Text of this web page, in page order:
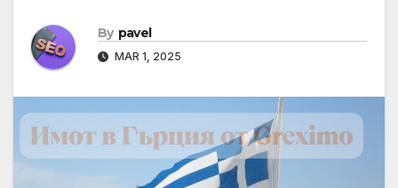
By pavel
MAR 1, 2025